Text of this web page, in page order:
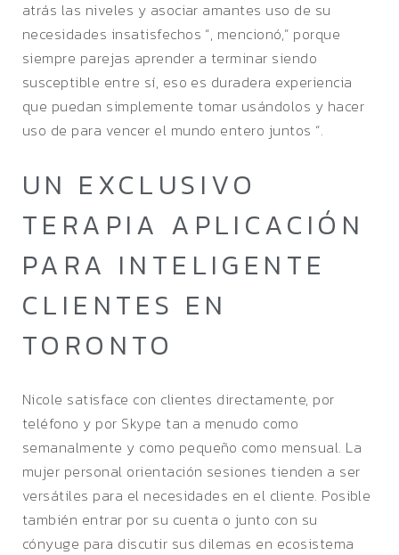
atrás las niveles y asociar amantes uso de su
necesidades insatisfechos “, mencionó,” porque
siempre parejas aprender a terminar siendo
susceptible entre sí, eso es duradera experiencia
que puedan simplemente tomar usándolos y hacer
uso de para vencer el mundo entero juntos “.
UN EXCLUSIVO
TERAPIA APLICACIÓN
PARA INTELIGENTE
CLIENTES EN
TORONTO
Nicole satisface con clientes directamente, por
teléfono y por Skype tan a menudo como
semanalmente y como pequeño como mensual. La
mujer personal orientación sesiones tienden a ser
versátiles para el necesidades en el cliente. Posible
también entrar por su cuenta o junto con su
cónyuge para discutir sus dilemas en ecosistema